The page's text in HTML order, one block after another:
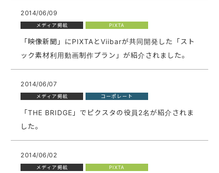
2014/06/09
メディア掲載 PIXTA
「映像新聞」にPIXTAとViibarが共同開発した「スト
ック素材利用動画制作プラン」が紹介されました。
2014/06/07
メディア掲載 コーポレート
「THE BRIDGE」でピクスタの役員2名が紹介されま
した。
2014/06/02
メディア掲載 PIXTA